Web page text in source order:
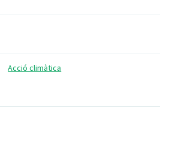
Acció climàtica